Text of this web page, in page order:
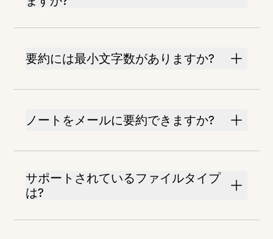
要約には最小文字数がありますか?
ノートをメールに要約できますか?
サポートされているファイルタイプ
は?